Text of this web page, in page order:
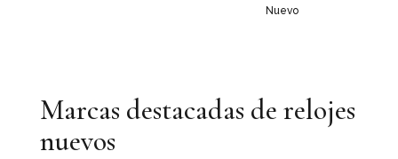
precio
Nuevo
Marcas destacadas de relojes
nuevos